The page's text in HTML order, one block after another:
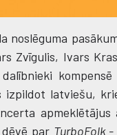
noslēguma
Zvīgulis, Ivars
izpildot latviešu,
apmeklētājus
par TurboFolk -